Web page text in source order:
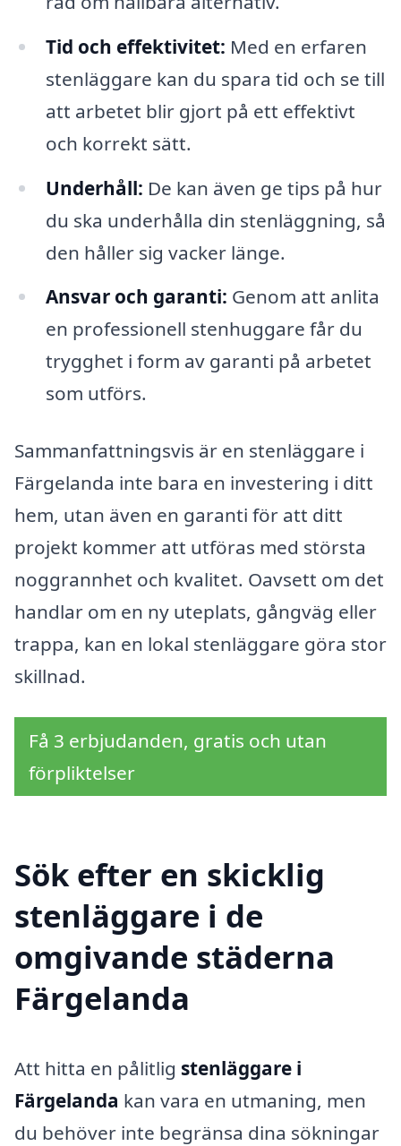
Tid och effektivitet: Med en erfaren
stenläggare kan du spara tid och se till
att arbetet blir gjort på ett effektivt
och korrekt sätt.
Underhåll: De kan även ge tips på hur
du ska underhålla din stenläggning, så
den håller sig vacker länge.
Ansvar och garanti: Genom att anlita
en professionell stenhuggare får du
trygghet i form av garanti på arbetet
som utförs.
Sammanfattningsvis är en stenläggare i
Färgelanda inte bara en investering i ditt
hem, utan även en garanti för att ditt
projekt kommer att utföras med största
noggrannhet och kvalitet. Oavsett om det
handlar om en ny uteplats, gångväg eller
trappa, kan en lokal stenläggare göra stor
skillnad.
Få 3 erbjudanden, gratis och utan
förpliktelser
Sök efter en skicklig
stenläggare i de
omgivande städerna
Färgelanda
Att hitta en pålitlig stenläggare i
Färgelanda kan vara en utmaning, men
du behöver inte begränsa dina sökningar